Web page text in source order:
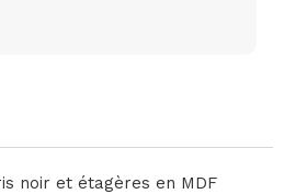
noir et étagères en MDF